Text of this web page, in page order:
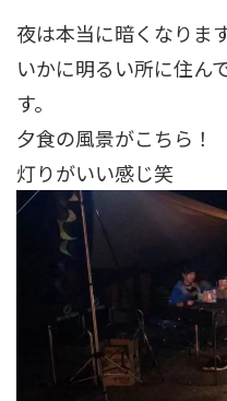
夜は本当に暗くなりま
いかに明るい所に住ん
す。
夕食の風景がこちら！
灯りがいい感じ笑